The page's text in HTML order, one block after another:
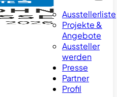
Ausstellerliste
Projekte &
Angebote
Aussteller
werden
Presse
Partner
Profil